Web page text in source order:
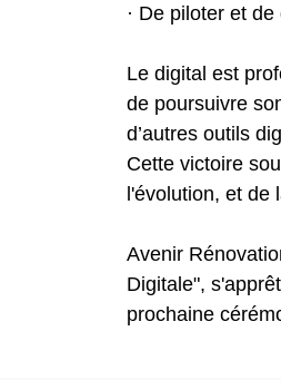
· De piloter et
Le digital est
de poursuivre
d’autres outils
Cette victoire
l'évolution, et de
Avenir
Digitale",
prochaine